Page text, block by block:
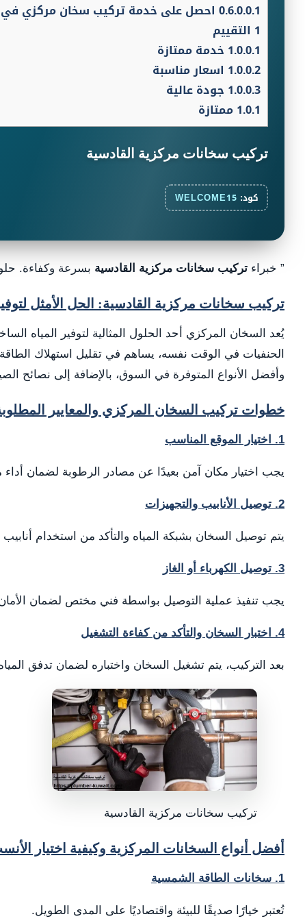
0.6.0.0.1 احصل على خدمة تركيب سخان مركزي في
1 التقييم
1.0.0.1 خدمة ممتازة
1.0.0.2 اسعار مناسبة
1.0.0.3 جودة عالية
1.0.1ممتازة
تركيب سخانات مركزية القادسية
كود: WELCOME15
” خبراء تركيب سخانات مركزية القادسية بسرعة وكفاءة.
تركيب سخانات مركزية القادسية: الحل الأمثل
يُعد السخان المركزي أحد الحلول المثالية لتوفير المياه
الحنفيات في الوقت نفسه، يساهم في تقليل استهلاك
وأفضل الأنواع المتوفرة في السوق، بالإضافة إلى نصائح
خطوات تركيب السخان المركزي والمعايير
1. اختيار الموقع المناسب
يجب اختيار مكان آمن بعيدًا عن مصادر الرطوبة لضمان أداء
2. توصيل الأنابيب والتجهيزات
يتم توصيل السخان بشبكة المياه والتأكد من استخدام
3. توصيل الكهرباء أو الغاز
يجب تنفيذ عملية التوصيل بواسطة فني مختص لضمان الأمان
4. اختبار السخان والتأكد من كفاءة التشغيل
بعد التركيب، يتم تشغيل السخان واختباره لضمان تدفق
تركيب سخانات مركزية القادسية
أفضل أنواع السخانات المركزية وكيفية اختيار
1. سخانات الطاقة الشمسية
تُعتبر خيارًا صديقًا للبيئة واقتصاديًا على المدى الطويل.